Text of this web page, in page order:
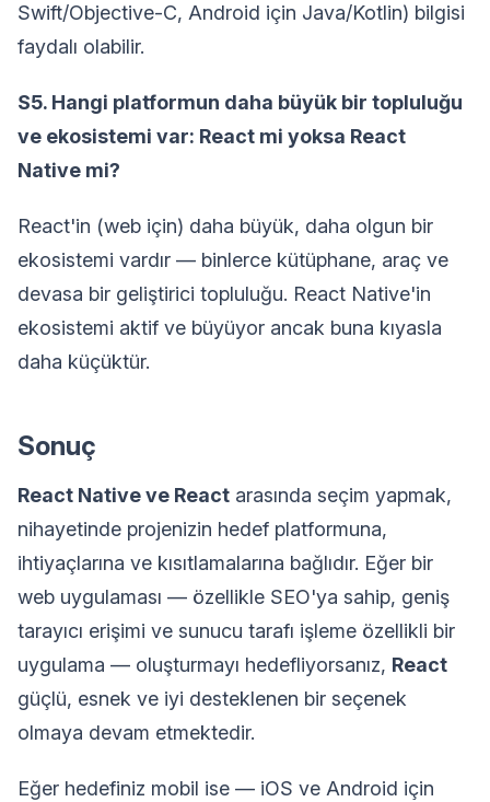
Swift/Objective-C, Android için Java/Kotlin) bilgisi
faydalı olabilir.
S5. Hangi platformun daha büyük bir topluluğu
ve ekosistemi var: React mi yoksa React
Native mi?
React'in (web için) daha büyük, daha olgun bir
ekosistemi vardır — binlerce kütüphane, araç ve
devasa bir geliştirici topluluğu. React Native'in
ekosistemi aktif ve büyüyor ancak buna kıyasla
daha küçüktür.
Sonuç
React Native ve React arasında seçim yapmak,
nihayetinde projenizin hedef platformuna,
ihtiyaçlarına ve kısıtlamalarına bağlıdır. Eğer bir
web uygulaması — özellikle SEO'ya sahip, geniş
tarayıcı erişimi ve sunucu tarafı işleme özellikli bir
uygulama — oluşturmayı hedefliyorsanız, React
güçlü, esnek ve iyi desteklenen bir seçenek
olmaya devam etmektedir.
Eğer hedefiniz mobil ise — iOS ve Android için